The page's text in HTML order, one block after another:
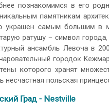
познакомимся в его
памятникам
украшен самым большим
ратушу – символ
ансамбль Левоча в
городок
которого хранят
несчастная польская
Град - Nestville